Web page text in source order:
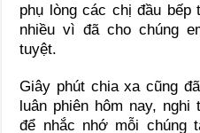
phụ lòng các chị đầu
nhiều vì đã cho chúng
tuyệt.
Giây phút chia xa cũng
luân phiên hôm nay,
để nhắc nhớ mỗi chúng